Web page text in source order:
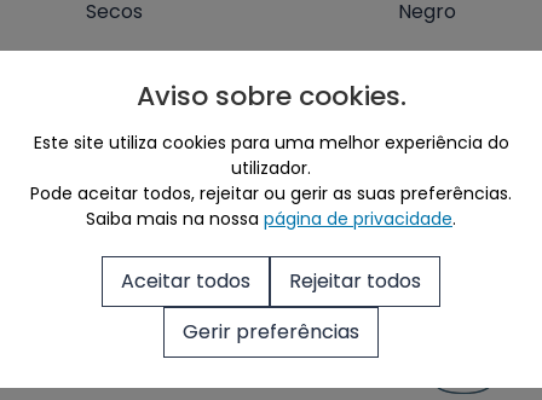
Secos Negro
Intensidade
Torra
Ideal para
Aviso sobre cookies.
Este site utiliza cookies para uma melhor experiência do
utilizador.
Pode aceitar todos, rejeitar ou gerir as suas preferências.
Saiba mais na nossa página de privacidade.
Aceitar todos
Rejeitar todos
Gerir preferências